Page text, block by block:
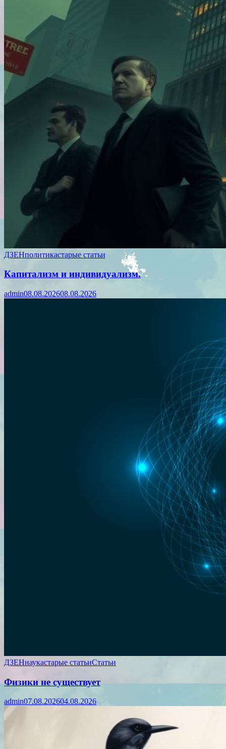
ДЗЕНполитикастарые статьи
Капитализм и индивидуализм.
admin08.08.202608.08.2026
ДЗЕНнаукастарые статьиСтатьи
Физики не существует
admin07.08.202604.08.2026